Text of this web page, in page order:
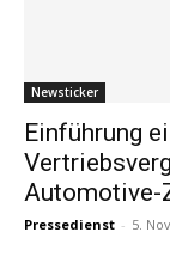
Newsticker
Einführung
Automotive-
Pressedienst - 5.